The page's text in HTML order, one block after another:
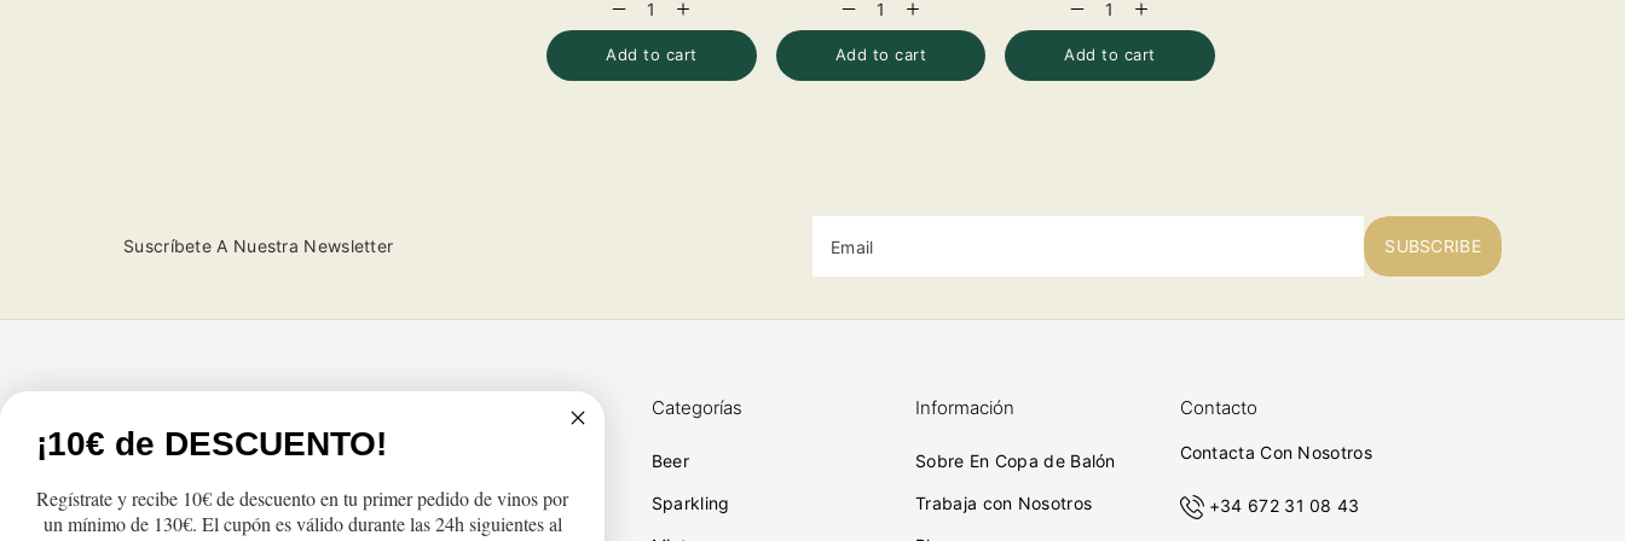
Decrease
quantity
for
Increase
quantity
for
Add to cart
Decrease
quantity
for
Increase
quantity
for
Add to cart
Decrease
quantity
for
Increase
quantity
for
Add to cart
Suscríbete A Nuestra Newsletter Email SUBSCRIBE
Products
The most sold Cambios y Devoluciones
Categorías
Beer
Sparkling
Información
Sobre En Copa de Balón
Trabaja con Nosotros
Contacto
Contacta Con Nosotros
+34 672 31 08 43
¡10€ de DESCUENTO!
Regístrate y recibe 10€ de descuento en tu primer pedido de vinos por
un mínimo de 130€. El cupón es válido durante las 24h siguientes al